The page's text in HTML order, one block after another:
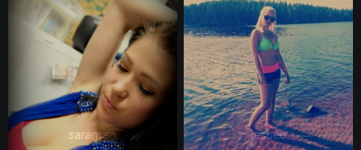
saraman jesuee